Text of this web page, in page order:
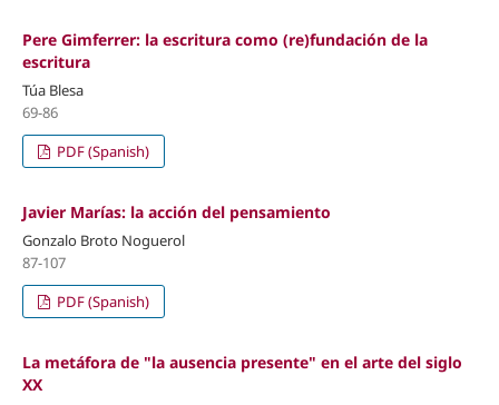
Pere Gimferrer: la escritura como (re)fundación de la
escritura
Túa Blesa
69-86
PDF (Spanish)
Javier Marías: la acción del pensamiento
Gonzalo Broto Noguerol
87-107
PDF (Spanish)
La metáfora de "la ausencia presente" en el arte del siglo
XX